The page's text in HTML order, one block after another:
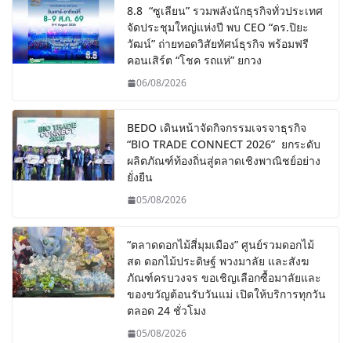
8.8 “ซูเลียน” รวมพลังนักธุรกิจทั่วประเทศ
จัดประชุมใหญ่แห่งปี พบ CEO “ดร.ปิยะ
วัฒน์” ถ่ายทอดวิสัยทัศน์ธุรกิจ พร้อมฟรี
คอนเสิร์ต “โชค รถแห่” ยกวง
06/08/2026
BEDO เดินหน้าจัดกิจกรรมเจรจาธุรกิจ
“BIO TRADE CONNECT 2026” ยกระดับ
ผลิตภัณฑ์ท้องถิ่นสู่ตลาดเชิงพาณิชย์อย่าง
ยั่งยืน
05/08/2026
“ตลาดดอกไม้สี่มุมเมือง” ศูนย์รวมดอกไม้
สด ดอกไม้ประดิษฐ์ พวงมาลัย และสังฆ
ภัณฑ์ครบวงจร ขอเชิญเลือกซื้อมาลัยและ
ของขวัญต้อนรับวันแม่ เปิดให้บริการทุกวัน
ตลอด 24 ชั่วโมง
05/08/2026